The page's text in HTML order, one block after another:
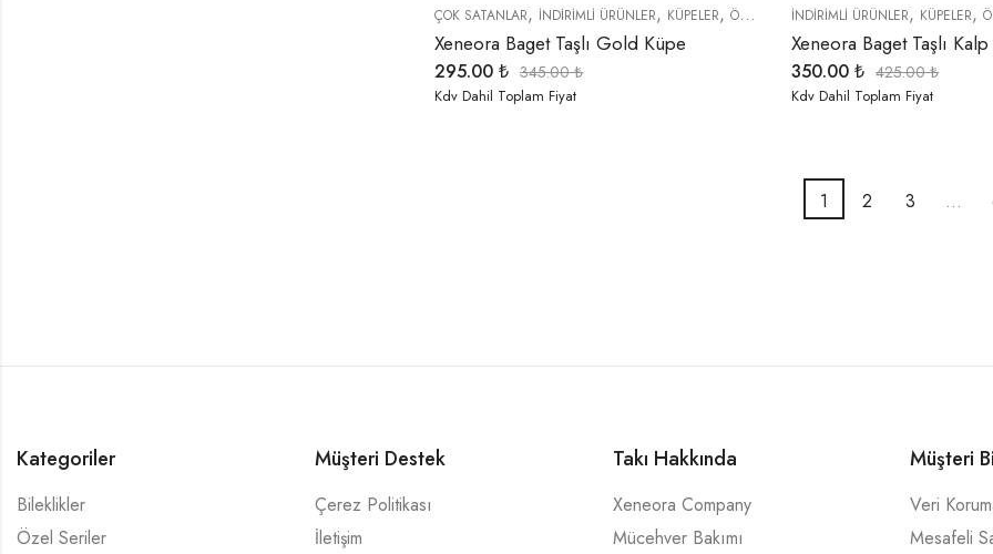
ÇOK SATANLAR, İNDIRIMLI ÜRÜNLER, KÜPELER, ÖZEL SERİLER ,TREND ÜRÜNLER,YENI
Xeneora Baget Taşlı Gold Küpe
295.00 ₺ 345.00₺
Kdv Dahil Toplam Fiyat
İNDIRIMLI ÜRÜNLER, KÜPELER,
350.00₺ 425.00₺
Kdv Dahil Toplam Fiyat
1 2 3 …
Kategoriler
Bileklikler
Özel Seriler
Müşteri Destek
Çerez Politikası
İletişim
Takı Hakkında
Xeneora Company
Mücehver Bakımı
Müşteri
Veri
Mesafeli